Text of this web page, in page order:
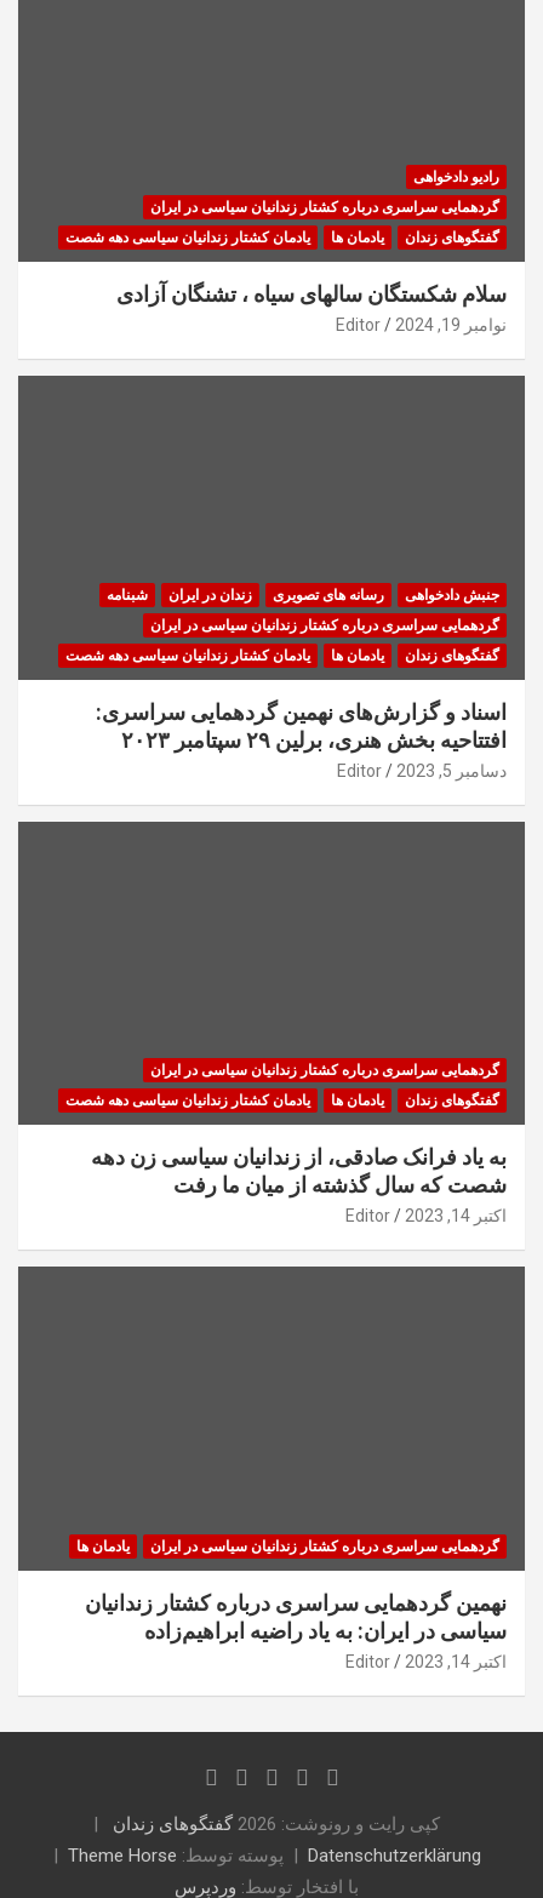
رادیو دادخواهی
گردهمایی سراسری درباره کشتار زندانیان سیاسی در ایران
گفتگوهای زندان
یادمان ها یادمان کشتار زندانیان سیاسی دهه شصت
سلام شکستگان سالهای سیاه ، تشنگان آزادی
نوامبر 19, 2024 Editor
جنبش دادخواهی رسانه های تصویری زندان در ایران
شبنامه
گردهمایی سراسری درباره کشتار زندانیان سیاسی در ایران
گفتگوهای زندان
یادمان ها یادمان کشتار زندانیان سیاسی دهه شصت
اسناد و گزارش‌های نهمین گردهمایی سراسری:
افتتاحیه بخش هنری، برلین ۲۹ سپتامبر ۲۰۲۳
دسامبر 5, 2023 Editor
گردهمایی سراسری درباره کشتار زندانیان سیاسی در ایران
گفتگوهای زندان
یادمان ها یادمان کشتار زندانیان سیاسی دهه شصت
به یاد فرانک صادقی، از زندانیان سیاسی زن دهه
شصت که سال گذشته از میان ما رفت
اکتبر 14, 2023 Editor
گردهمایی سراسری درباره کشتار زندانیان سیاسی در ایران یادمان ها
نهمین گردهمایی سراسری درباره کشتار زندانیان
سیاسی در ایران: به یاد راضیه ابراهیم‌زاده
اکتبر 14, 2023 Editor
کپی رایت و رونوشت: 2026
گفتگوهای زندان
Datenschutzerklärung
پوسته توسط: Theme Horse
با افتخار توسط: وردپرس